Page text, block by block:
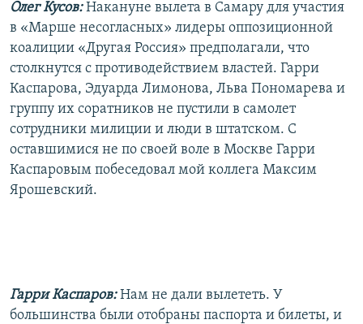
Олег Кусов:Накануне вылета в Самару для участия
в «Марше несогласных» лидеры оппозиционной
коалиции «Другая Россия» предполагали, что
столкнутся с противодействием властей. Гарри
Каспарова, Эдуарда Лимонова, Льва Пономарева и
группу их соратников не пустили в самолет
сотрудники милиции и люди в штатском. С
оставшимися не по своей воле в Москве Гарри
Каспаровым побеседовал мой коллега Максим
Ярошевский.
Гарри Каспаров:Нам не дали вылететь. У
большинства были отобраны паспорта и билеты, и